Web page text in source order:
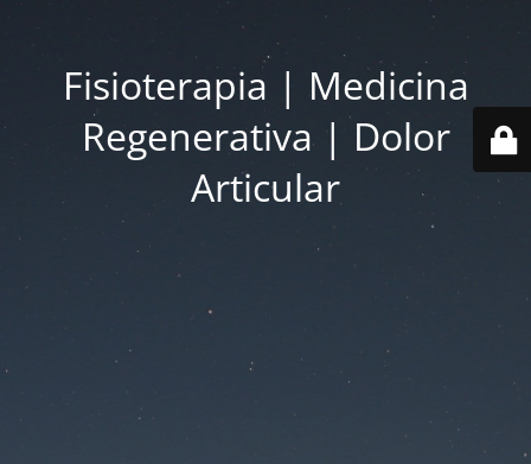
Fisioterapia | Medicina
Regenerativa | Dolor
Articular